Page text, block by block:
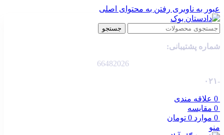
عبور به ناوبری رفتن به محتوای اصلی
جستجو
شماره پشتیبانی:
66482026
-۰۲۱
0 علاقه مندی
0 مقایسه
0 موارد 0 تومان
منو